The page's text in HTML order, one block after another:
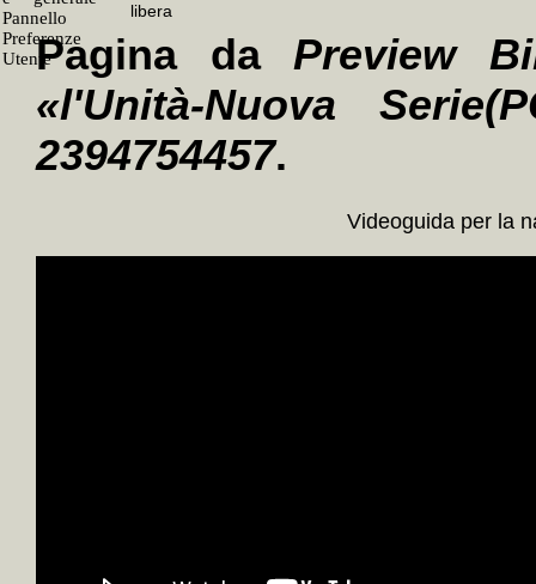
Pagina da Preview
«l'Unità-Nuova
2394754457.
Videoguida per la